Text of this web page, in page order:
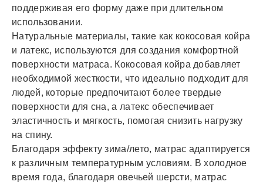
поддерживая его форму даже при длительном
использовании.
Натуральные материалы, такие как кокосовая койра
и латекс, используются для создания комфортной
поверхности матраса. Кокосовая койра добавляет
необходимой жесткости, что идеально подходит для
людей, которые предпочитают более твердые
поверхности для сна, а латекс обеспечивает
эластичность и мягкость, помогая снизить нагрузку
на спину.
Благодаря эффекту зима/лето, матрас адаптируется
к различным температурным условиям. В холодное
время года, благодаря овечьей шерсти, матрас